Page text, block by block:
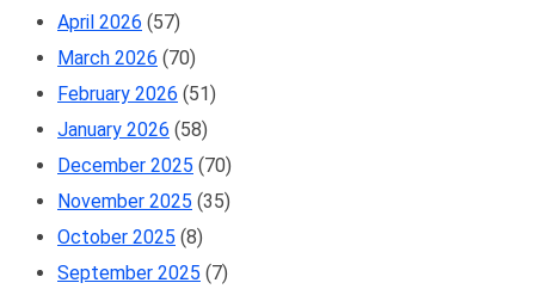
April 2026 (57)
March 2026 (70)
February 2026 (51)
January 2026 (58)
December 2025 (70)
November 2025 (35)
October 2025 (8)
September 2025 (7)